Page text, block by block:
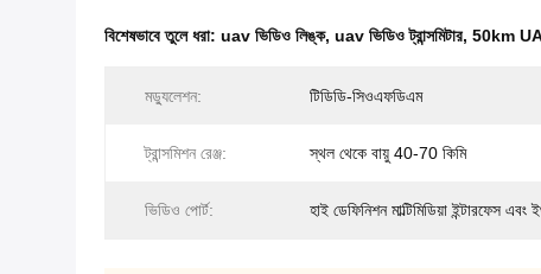
বিশেষভাবে তুলে ধরা: uav ভিডিও লিঙ্ক, uav ভিডিও ট্রান্সমিটার, 50km
মড্যুলেশন: টিডিডি-সিওএফডিএম
ট্রান্সমিশন রেঞ্জ: স্থল থেকে বায়ু 40-70 কিমি
ভিডিও পোর্ট: হাই ডেফিনিশন মাল্টিমিডিয়া ইন্টারফেস এবং